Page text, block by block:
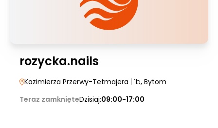
rozycka.nails
Kazimierza Przerwy-Tetmajera | 1b, Bytom
Teraz zamknięteDzisiaj:09:00-17:00